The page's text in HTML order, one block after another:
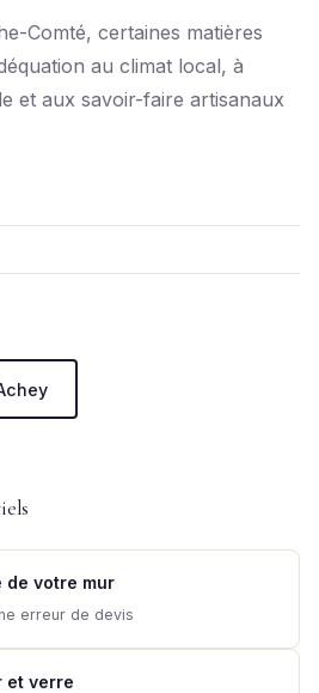
Comté, certaines matières
au climat local, à
et aux savoir-faire artisanaux
votre mur
erreur de devis
et verre